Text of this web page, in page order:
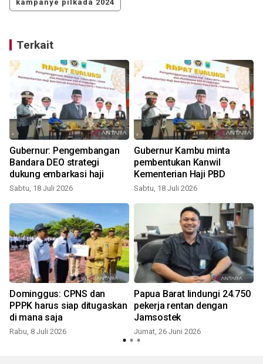
kampanye pilkada 2024
Terkait
Gubernur: Pengembangan
Bandara DEO strategi
dukung embarkasi haji
Sabtu, 18 Juli 2026
Gubernur Kambu minta
pembentukan Kanwil
Kementerian Haji PBD
Sabtu, 18 Juli 2026
Dominggus: CPNS dan
PPPK harus siap ditugaskan
di mana saja
Rabu, 8 Juli 2026
Papua Barat lindungi 24.750
pekerja rentan dengan
Jamsostek
Jumat, 26 Juni 2026